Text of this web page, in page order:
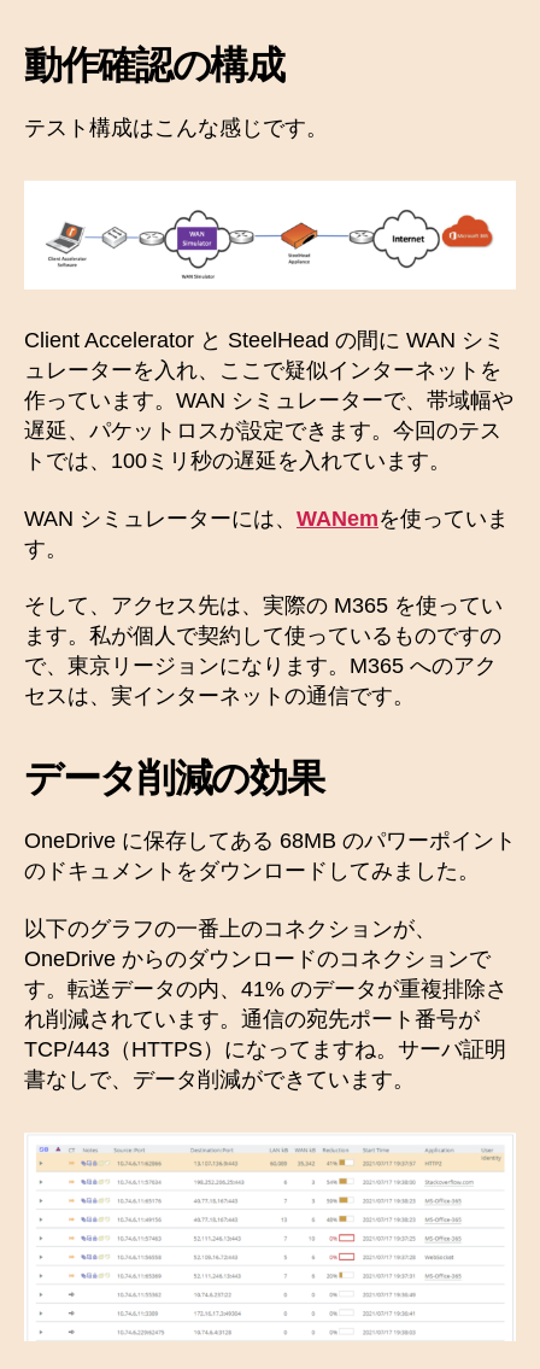
動作確認の構成
テスト構成はこんな感じです。
Client Accelerator と SteelHead の間に WAN シミ
ュレーターを入れ、ここで疑似インターネットを
作っています。WAN シミュレーターで、帯域幅や
遅延、パケットロスが設定できます。今回のテス
トでは、100ミリ秒の遅延を入れています。
WAN シミュレーターには、 WANemを使っていま
す。
そして、アクセス先は、実際の M365 を使ってい
ます。私が個人で契約して使っているものですの
で、東京リージョンになります。M365 へのアク
セスは、実インターネットの通信です。
データ削減の効果
OneDrive に保存してある 68MB のパワーポイント
のドキュメントをダウンロードしてみました。
以下のグラフの一番上のコネクションが、
OneDrive からのダウンロードのコネクションで
す。転送データの内、41% のデータが重複排除さ
れ削減されています。通信の宛先ポート番号が
TCP/443（HTTPS）になってますね。サーバ証明
書なしで、データ削減ができています。